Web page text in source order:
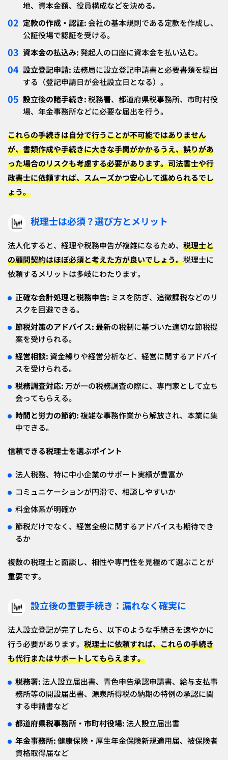
地、資本金額、役員構成などを決める。
定款の作成・認証:会社の基本規則である定款を作成し、
公証役場で認証を受ける。
資本金の払込み:発起人の口座に資本金を払い込む。
設立登記申請:法務局に設立登記申請書と必要書類を提出
する（登記申請日が会社設立日となる）。
設立後の諸手続き:税務署、都道府県税事務所、市町村役
場、年金事務所などに必要な届出を行う。
これらの手続きは自分で行うことが不可能ではありません
が、書類作成や手続きに大きな手間がかかるうえ、誤りがあ
った場合のリスクも考慮する必要があります。司法書士や行
政書士に依頼すれば、スムーズかつ安心して進められるでし
ょう。
税理士は必須？選び方とメリット
法人化すると、経理や税務申告が複雑になるため、 税理士と
の顧問契約はほぼ必須と考えた方が良いでしょう。税理士に
依頼するメリットは多岐にわたります。
正確な会計処理と税務申告: ミスを防ぎ、追徴課税などのリ
スクを回避できる。
節税対策のアドバイス:最新の税制に基づいた適切な節税提
案を受けられる。
経営相談:資金繰りや経営分析など、経営に関するアドバイ
スを受けられる。
税務調査対応: 万が一の税務調査の際に、専門家として立ち
会ってもらえる。
時間と労力の節約:複雑な事務作業から解放され、本業に集
中できる。
信頼できる税理士を選ぶポイント
法人税務、特に中小企業のサポート実績が豊富か
コミュニケーションが円滑で、相談しやすいか
料金体系が明確か
節税だけでなく、経営全般に関するアドバイスも期待でき
るか
複数の税理士と面談し、相性や専門性を見極めて選ぶことが
重要です。
設立後の重要手続き：漏れなく確実に
法人設立登記が完了したら、以下のような手続きを速やかに
行う必要があります。 税理士に依頼すれば、これらの手続き
も代行またはサポートしてもらえます。
税務署:法人設立届出書、青色申告承認申請書、給与支払事
務所等の開設届出書、源泉所得税の納期の特例の承認に関
する申請書など
都道府県税事務所・市町村役場:法人設立届出書
年金事務所:健康保険・厚生年金保険新規適用届、被保険者
資格取得届など